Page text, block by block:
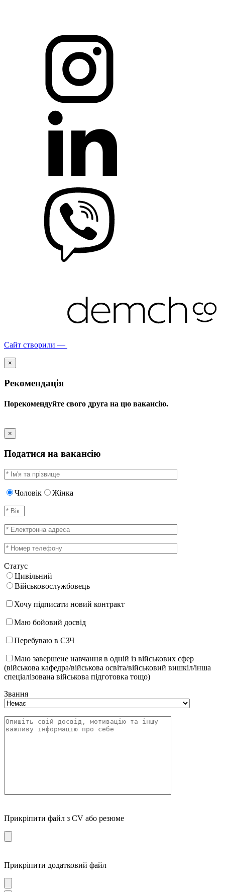
Сайт створили —
×
Рекомендація
Порекомендуйте свого друга на цю вакансію.
×
Податися на вакансію
Чоловік Жінка
Статус
Цивільний
Військовослужбовець
Хочу підписати новий контракт
Маю бойовий досвід
Перебуваю в СЗЧ
Маю завершене навчання в одній із військових сфер
(військова кафедра/військова освіта/військовий вишкіл/інша
спеціалізована військова підготовка тощо)
Звання
Прикріпити файл з CV або резюме
Прикріпити додатковий файл